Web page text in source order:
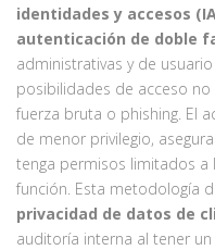
identidades y accesos
autenticación de doble
administrativas y de
posibilidades de acceso
fuerza bruta o phishing. El
de menor privilegio,
tenga permisos limitados
función. Esta metodología
privacidad de datos de
auditoría interna al tener